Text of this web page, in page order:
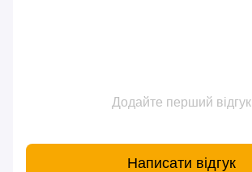
Додайте перший відгук
Написати відгук